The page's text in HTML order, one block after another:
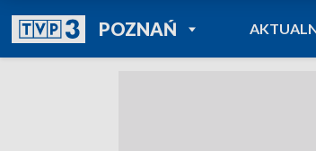
POZNAŃPOWRÓT DO
TVP REGIONY